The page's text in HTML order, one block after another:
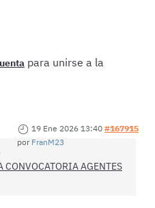
para unirse a la
19 Ene 2026 13:40 #167915
por FranM23
CONVOCATORIA AGENTES